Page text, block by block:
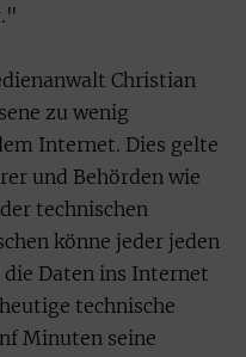
Christian
zu wenig
Internet. Dies gelte
und Behörden wie
technischen
könne jeder jeden
Daten ins Internet
technische
Minuten seine